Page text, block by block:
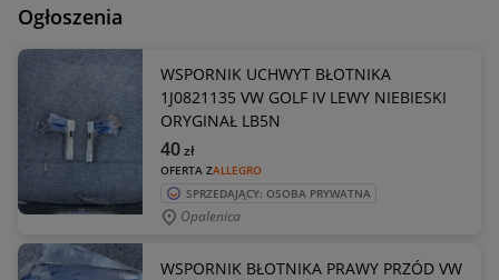
Ogłoszenia
WSPORNIK UCHWYT BŁOTNIKA
1J0821135 VW GOLF IV LEWY NIEBIESKI
ORYGINAŁ LB5N
OFERTA ZALLEGRO
40zł
SPRZEDAJĄCY: OSOBA PRYWATNA
Opalenica
WSPORNIK BŁOTNIKA PRAWY PRZÓD VW